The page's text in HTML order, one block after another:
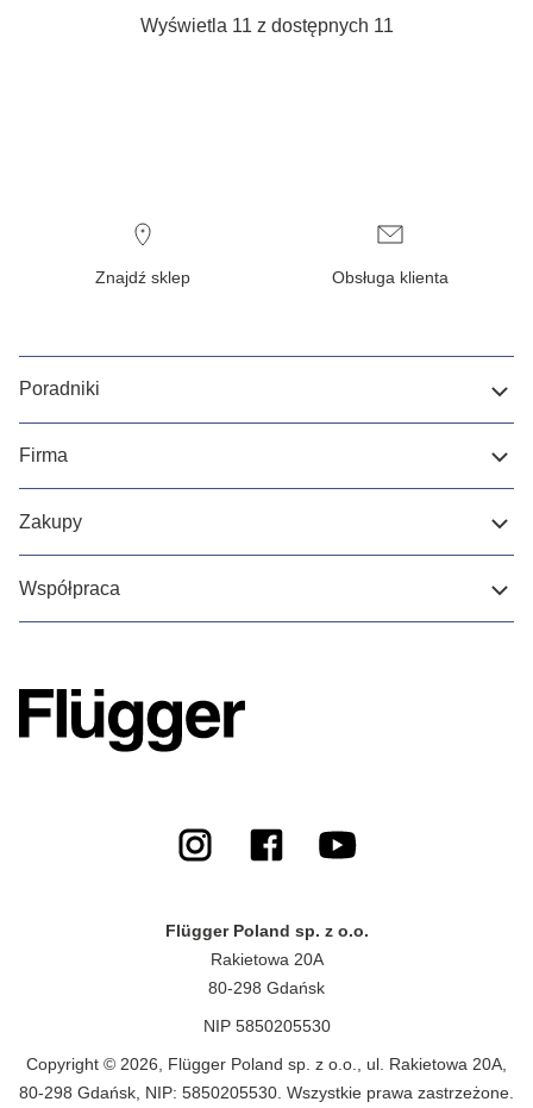
Wyświetla 11 z dostępnych 11
Znajdź sklep Obsługa klienta
Poradniki
Firma
Zakupy
Współpraca
Flügger Poland sp. z o.o.
Rakietowa 20A
80-298 Gdańsk
NIP 5850205530
Copyright © 2026, Flügger Poland sp. z o.o., ul. Rakietowa 20A,
80-298 Gdańsk, NIP: 5850205530. Wszystkie prawa zastrzeżone.